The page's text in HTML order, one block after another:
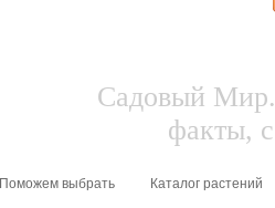
Садовый Мир.
факты,
Поможем выбрать Каталог растений